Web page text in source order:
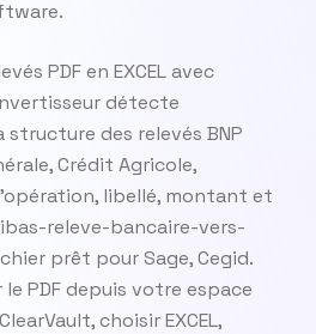
PDF en EXCEL avec
détecte
des relevés BNP
Crédit Agricole,
libellé, montant et
releve-bancaire-vers-
prêt pour Sage, Cegid.
PDF depuis votre espace
choisir EXCEL,